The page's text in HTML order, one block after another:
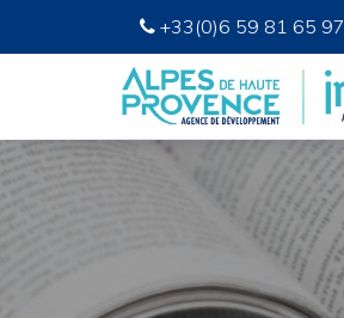
+33(0)6 59 81 65 97